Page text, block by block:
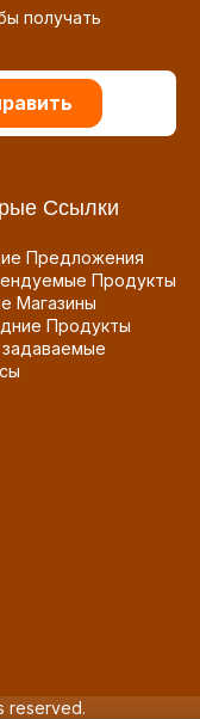
получать
Ссылки
Предложения
Продукты
Магазины
Продукты
reserved.